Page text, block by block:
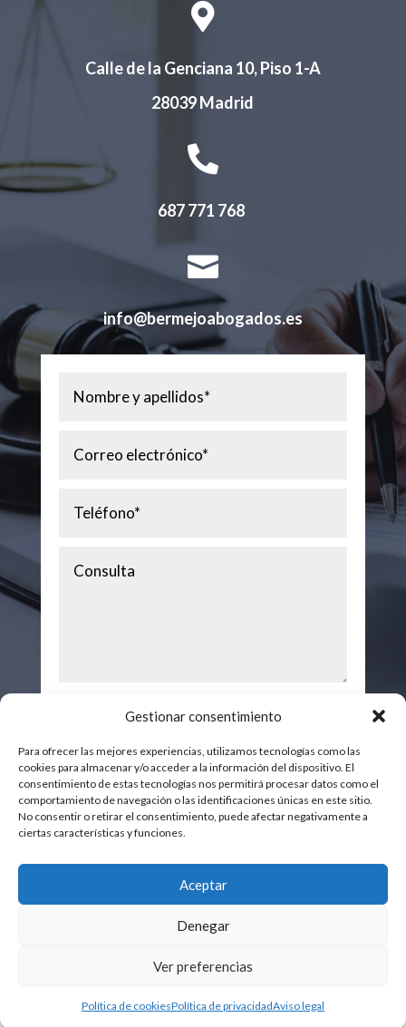
Gestionar consentimiento
Para ofrecer las mejores experiencias, utilizamos tecnologías como las
cookies para almacenar y/o acceder a la información del dispositivo. El
consentimiento de estas tecnologías nos permitirá procesar datos como el
comportamiento de navegación o las identificaciones únicas en este sitio.
No consentir o retirar el consentimiento, puede afectar negativamente a
ciertas características y funciones.
Aceptar
Denegar
Ver preferencias
Política de cookiesPolítica de privacidadAviso legal

Calle de la Genciana 10, Piso 1-A
28039Madrid

687 771 768

info@bermejoabogados.es
privacidad
Enviar
@ 2026 BERMEJO LEGAL GROUP SL
Cookies